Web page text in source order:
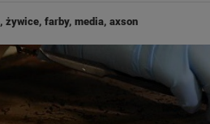
żywice, farby, media, axson